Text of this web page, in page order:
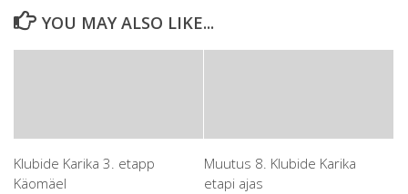
YOU MAY ALSO LIKE...
Klubide Karika 3. etapp
Käomäel
Muutus 8. Klubide Karika
etapi ajas